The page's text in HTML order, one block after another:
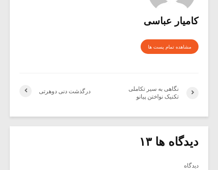
کامیار عباسی
مشاهده تمام پست ها
درگذشت دنی دوهرتی
نگاهی به سیر تکاملی
تکنیک نواختن پیانو
دیدگاه ها ۱۳
دیدگاه